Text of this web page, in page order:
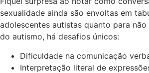
sexualidade ainda são envoltas em
adolescentes autistas quanto para
do autismo, há desafios únicos:
Dificuldade na comunicação
Interpretação literal de